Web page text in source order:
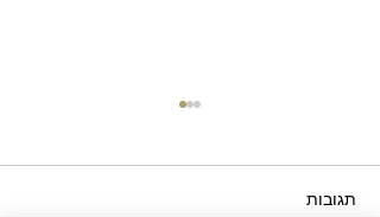
תגובות